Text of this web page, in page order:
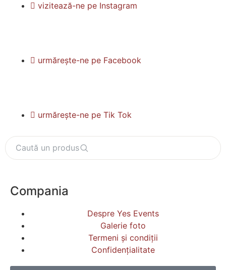
vizitează-ne pe Instagram
urmărește-ne pe Facebook
urmărește-ne pe Tik Tok
Caută un produs
Compania
Despre Yes Events
Galerie foto
Termeni și condiții
Confidențialitate